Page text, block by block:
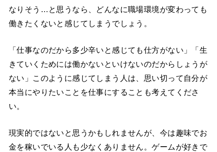
なりそう…と思うなら、どんなに職場環境が変わっても
働きたくないと感じてしまうでしょう。
「仕事なのだから多少辛いと感じても仕方がない」「生
きていくためには働かないといけないのだからしょうが
ない」このように感じてしまう人は、思い切って自分が
本当にやりたいことを仕事にすることも考えてくださ
い。
現実的ではないと思うかもしれませんが、今は趣味でお
金を稼いでいる人も少なくありません。ゲームが好きで